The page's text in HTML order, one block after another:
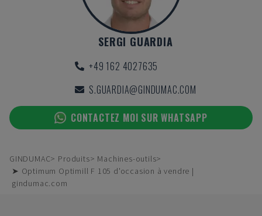
SERGI GUARDIA
+49 162 4027635
S.GUARDIA@GINDUMAC.COM
CONTACTEZ MOI SUR WHATSAPP
GINDUMAC Produits
Machines-outils
➤ Optimum Optimill F 105 d'occasion à vendre |
gindumac.com